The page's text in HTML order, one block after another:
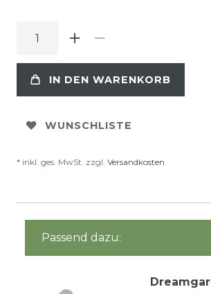
IN DEN WARENKORB
WUNSCHLISTE
* inkl. ges. MwSt. zzgl. Versandkosten
Passend dazu: